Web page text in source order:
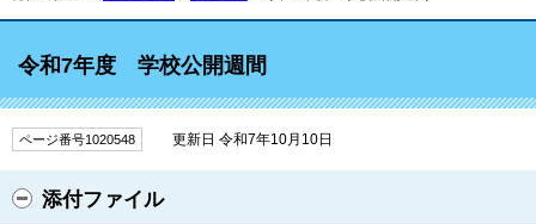
令和7年度 学校公開週間
ページ番号1020548 更新日 令和7年10月10日
添付ファイル